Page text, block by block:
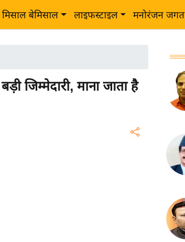
मिसाल बेमिसाल लाइफस्टाइल मनोरंजन जगत
जिम्मेदारी, माना जाता है